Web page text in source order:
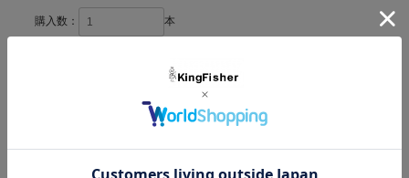
Length 6.9ft
Power ミディアムクラス
購入数： 本
在庫